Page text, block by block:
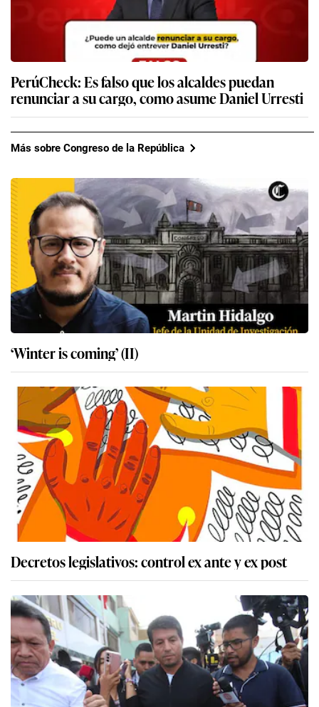
PerúCheck: Es falso que los alcaldes puedan
renunciar a su cargo, como asume Daniel Urresti
Más sobre Congreso de la República
‘Winter is coming’ (II)
Decretos legislativos: control ex ante y ex post